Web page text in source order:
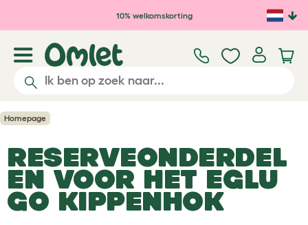
Ga naar de hoofdinhoud
10% welkomskorting
Homepage
RESERVEONDERDEL
EN VOOR HET EGLU
GO KIPPENHOK